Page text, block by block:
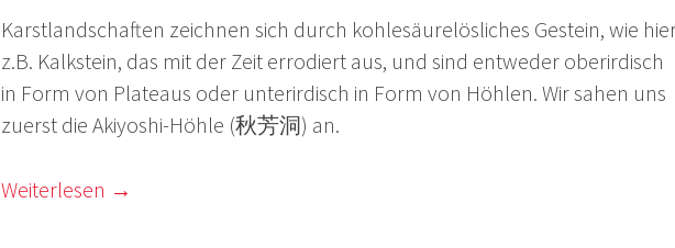
Karstlandschaften zeichnen sich durch kohlesäurelösliches Gestein, wie
z.B. Kalkstein, das mit der Zeit errodiert aus, und sind entweder oberirdisch
in Form von Plateaus oder unterirdisch in Form von Höhlen. Wir sahen uns
zuerst die Akiyoshi-Höhle (秋芳洞) an.
Weiterlesen →